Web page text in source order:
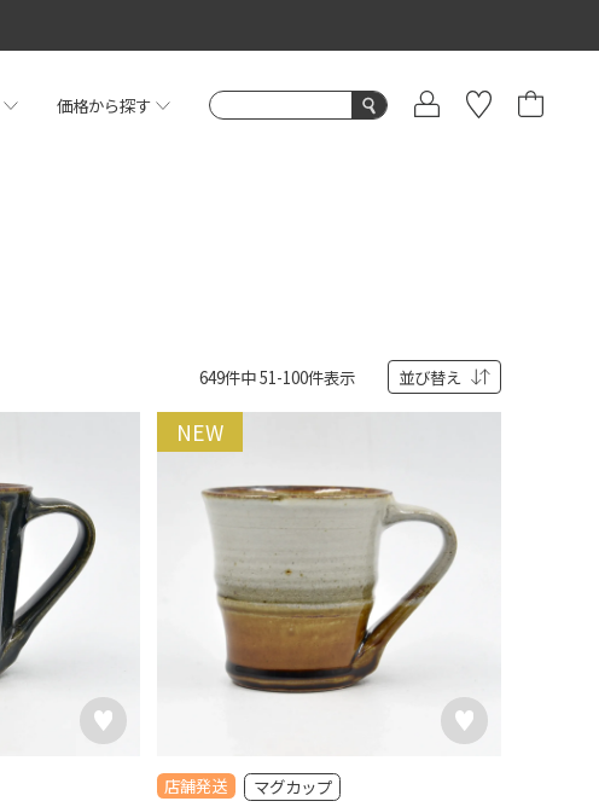
価格から探す
並び替え
649件中51-100件表示
店舗発送
NEW
マグカップ